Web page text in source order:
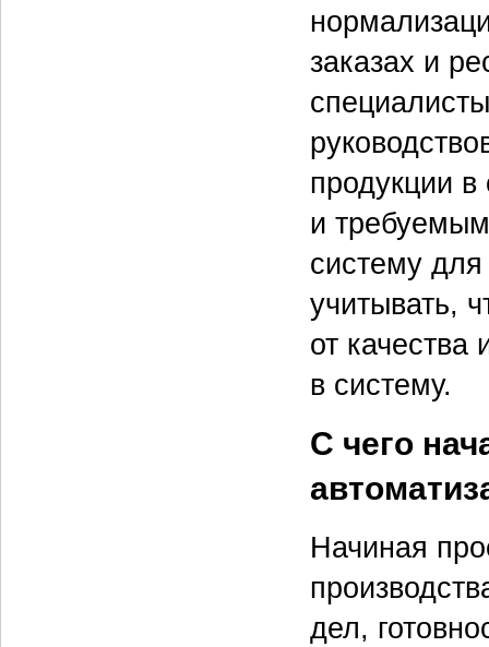
заказах и
продукции
и
систему
учитывать,
от
в систему.
С чего
Начиная
дел,